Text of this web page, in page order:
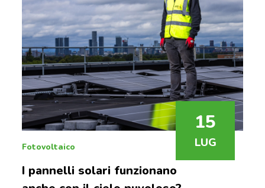
15
LUG
Fotovoltaico
I pannelli solari funzionano